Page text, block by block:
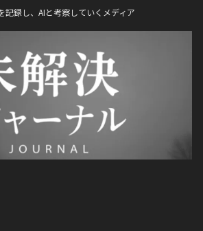
記録し、AIと考察していくメディア